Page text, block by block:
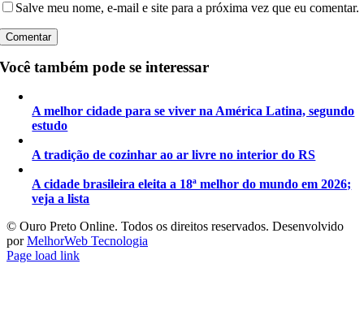
Salve meu nome, e-mail e site para a próxima vez que eu comentar.
Você também pode se interessar
A melhor cidade para se viver na América Latina, segundo
estudo
A tradição de cozinhar ao ar livre no interior do RS
A cidade brasileira eleita a 18ª melhor do mundo em 2026;
veja a lista
©️ Ouro Preto Online. Todos os direitos reservados. Desenvolvido
porMelhorWeb Tecnologia
Page load link